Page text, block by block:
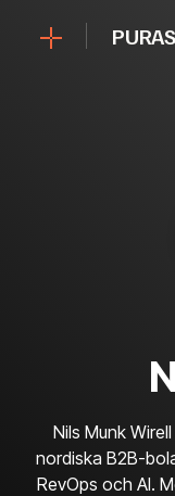
Nils Munk
nordiska B2B-
RevOps och AI.